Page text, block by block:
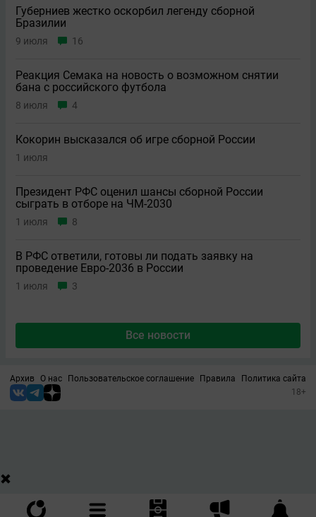
Губерниев жестко оскорбил легенду сборной
Бразилии
9 июля 16
Реакция Семака на новость о возможном снятии
бана с российского футбола
8 июля 4
Кокорин высказался об игре сборной России
1 июля
Президент РФС оценил шансы сборной России
сыграть в отборе на ЧМ-2030
1 июля 8
В РФС ответили, готовы ли подать заявку на
проведение Евро-2036 в России
1 июля 3
Все новости
Архив О нас Пользовательское соглашение Правила
Политика сайта
18+